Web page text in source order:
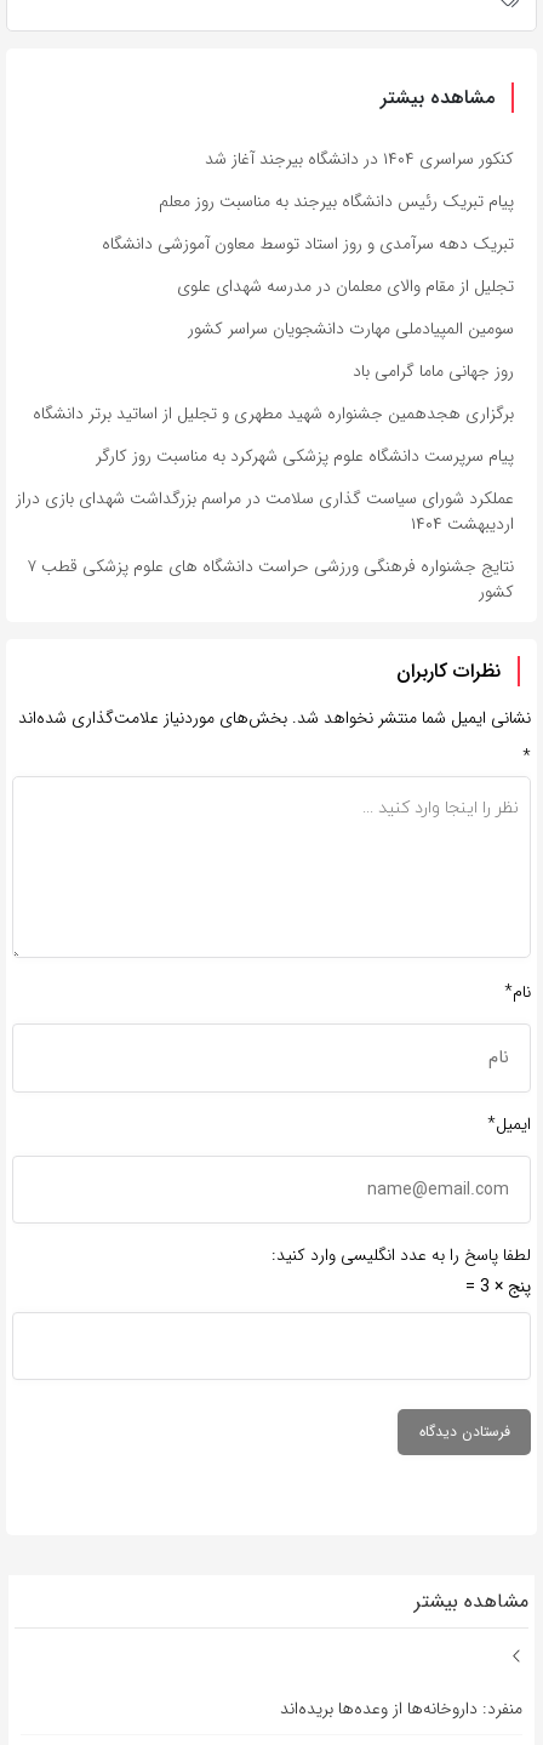
مشاهده بیشتر
کنکور سراسری ۱۴۰۴ در دانشگاه بیرجند آغاز شد
پیام تبریک رئیس دانشگاه بیرجند به مناسبت روز معلم
تبریک دهه سرآمدی و روز استاد توسط معاون آموزشی دانشگاه
تجلیل از مقام والای معلمان در مدرسه شهدای علوی
سومین المپیادملی مهارت دانشجویان سراسر کشور
روز جهانی ماما گرامی باد
برگزاری هجدهمین جشنواره شهید مطهری و تجلیل از اساتید برتر دانشگاه
پیام سرپرست دانشگاه علوم پزشکی شهرکرد به مناسبت روز کارگر
عملکرد شورای سیاست گذاری سلامت در مراسم بزرگداشت شهدای بازی دراز
اردیبهشت ۱۴۰۴
نتایج جشنواره فرهنگی ورزشی حراست دانشگاه های علوم پزشکی قطب ۷
کشور
نظرات کاربران
نشانی ایمیل شما منتشر نخواهد شد. بخش‌های موردنیاز علامت‌گذاری شده‌اند
*
نام*
ایمیل*
لطفا پاسخ را به عدد انگلیسی وارد کنید:
پنج × 3 =
مشاهده بیشتر
منفرد: داروخانه‌ها از وعده‌ها بریده‌اند